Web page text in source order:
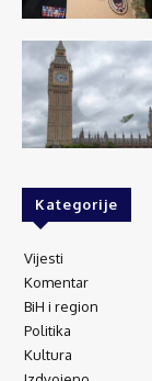
Kategorije
Vijesti
Komentar
BiH i region
Politika
Kultura